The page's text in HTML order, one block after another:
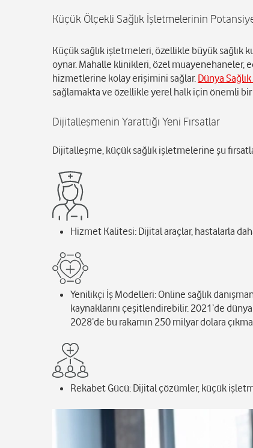
Küçük Ölçekli Sağlık İşletmelerinin
Küçük sağlık işletmeleri, özellikle büyük sağlık
oynar. Mahalle klinikleri, özel muayenehaneler,
hizmetlerine kolay erişimini sağlar. Dünya
sağlamakta ve özellikle yerel halk için önemli bir
Dijitalleşmenin Yarattığı Yeni Fırsatlar
Dijitalleşme, küçük sağlık işletmelerine şu
Hizmet Kalitesi: Dijital araçlar, hastalarla
Yenilikçi İş Modelleri: Online sağlık
kaynaklarını çeşitlendirebilir. 2021’de dünya
2028’de bu rakamın 250 milyar dolara
Rekabet Gücü: Dijital çözümler, küçük